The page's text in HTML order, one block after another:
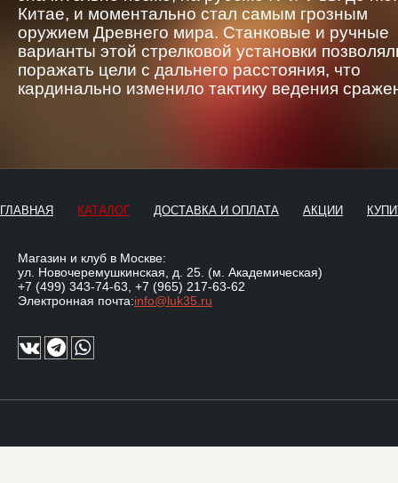
Китае, и моментально стал самым грозным
оружием Древнего мира. Станковые и ручные
варианты этой стрелковой установки
поражать цели с дальнего расстояния, что
кардинально изменило тактику ведения
ГЛАВНАЯ КАТАЛОГ ДОСТАВКА И ОПЛАТА АКЦИИ
Магазин и клуб в Москве:
ул. Новочеремушкинская, д. 25. (м. Академическая)
+7 (499) 343-74-63 +7 (965) 217-63-62
Электронная почта:info@luk35.ru